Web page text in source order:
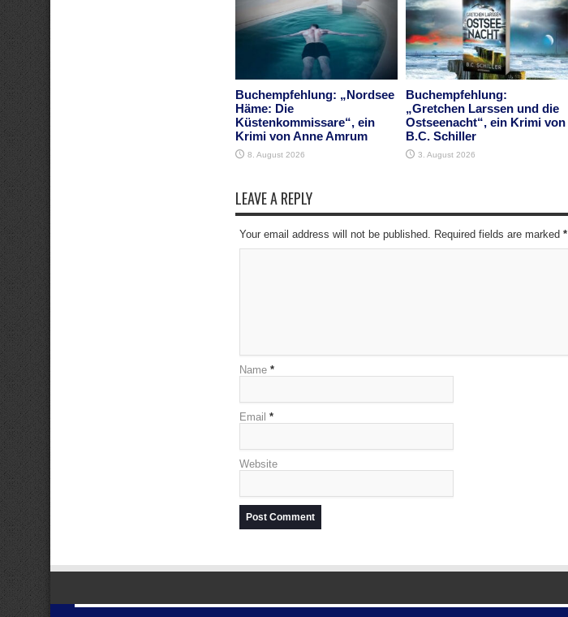
Buchempfehlung: „Nordsee
Häme: Die
Küstenkommissare“, ein
Krimi von Anne Amrum
8. August 2026
Buchempfehlung:
„Gretchen Larssen und die
Ostseenacht“, ein Krimi von
B.C. Schiller
3. August 2026
LEAVE A REPLY
Your email address will not be published. Required fields are marked *
Name *
Email *
Website